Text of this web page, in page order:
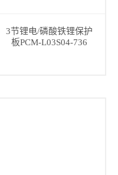
3节锂电/磷酸铁锂保护
板PCM-L03S04-736